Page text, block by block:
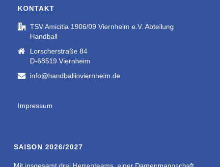
KONTAKT
TSV Amicitia 1906/09 Viernheim e.V. Abteilung
Handball
Lorscherstraße 84
D-68519 Viernheim
info@handballinviernheim.de
Impressum
SAISON 2026/2027